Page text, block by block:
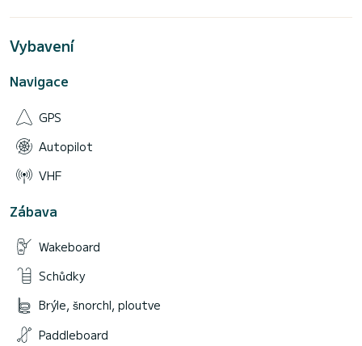
Vybavení
Navigace
GPS
Autopilot
VHF
Zábava
Wakeboard
Schůdky
Brýle, šnorchl, ploutve
Paddleboard